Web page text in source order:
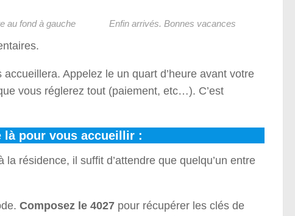
au fond à gauche Enfin arrivés. Bonnes vacances
Appelez le un quart d’heure avant votre
vous réglerez tout (paiement, etc…). C’est
là pour vous accueillir :
résidence, il suffit d’attendre que quelqu’un entre
Composez le 4027 pour récupérer les clés de